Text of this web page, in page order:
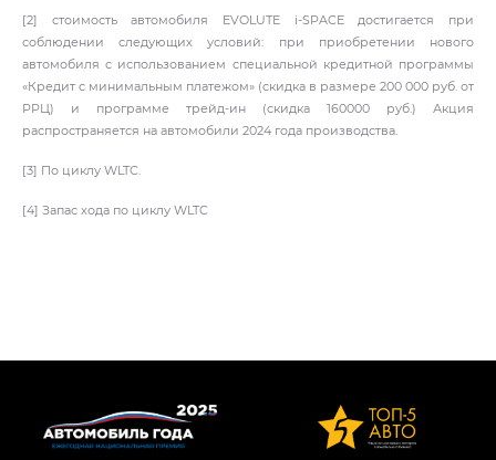
[2] стоимость автомобиля EVOLUTE i‑SPACE достигается при
соблюдении следующих условий: при приобретении нового
автомобиля с использованием специальной кредитной программы
«Кредит с минимальным платежом» (скидка в размере 200 000 руб. от
РРЦ) и программе трейд-ин (скидка 160000 руб.) Акция
распространяется на автомобили 2024 года производства.
[3] По циклу WLTC.
[4] Запас хода по циклу WLTC